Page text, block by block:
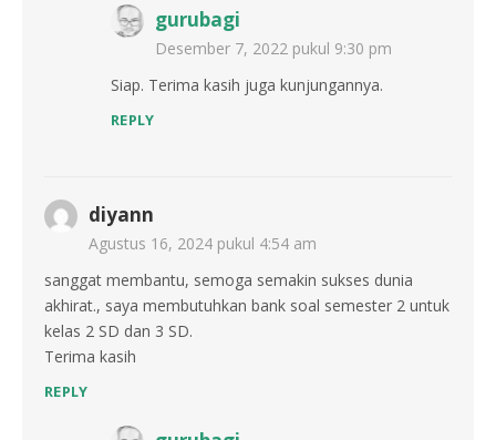
gurubagi
Desember 7, 2022 pukul 9:30 pm
Siap. Terima kasih juga kunjungannya.
REPLY
diyann
Agustus 16, 2024 pukul 4:54 am
sanggat membantu, semoga semakin sukses dunia
akhirat., saya membutuhkan bank soal semester 2 untuk
kelas 2 SD dan 3 SD.
Terima kasih
REPLY